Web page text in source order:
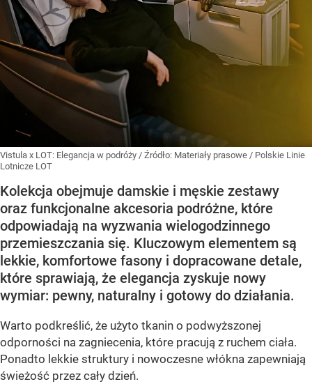
Vistula x LOT: Elegancja w podróży / Źródło: Materiały prasowe / Polskie Linie
Lotnicze LOT
Kolekcja obejmuje damskie i męskie zestawy
oraz funkcjonalne akcesoria podróżne, które
odpowiadają na wyzwania wielogodzinnego
przemieszczania się. Kluczowym elementem są
lekkie, komfortowe fasony i dopracowane detale,
które sprawiają, że elegancja zyskuje nowy
wymiar: pewny, naturalny i gotowy do działania.
Warto podkreślić, że użyto tkanin o podwyższonej
odporności na zagniecenia, które pracują z ruchem ciała.
Ponadto lekkie struktury i nowoczesne włókna zapewniają
świeżość przez cały dzień.